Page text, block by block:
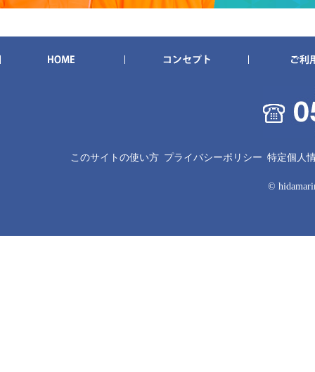
このサイトの使い方 プライバシーポリシー 特定個人
©